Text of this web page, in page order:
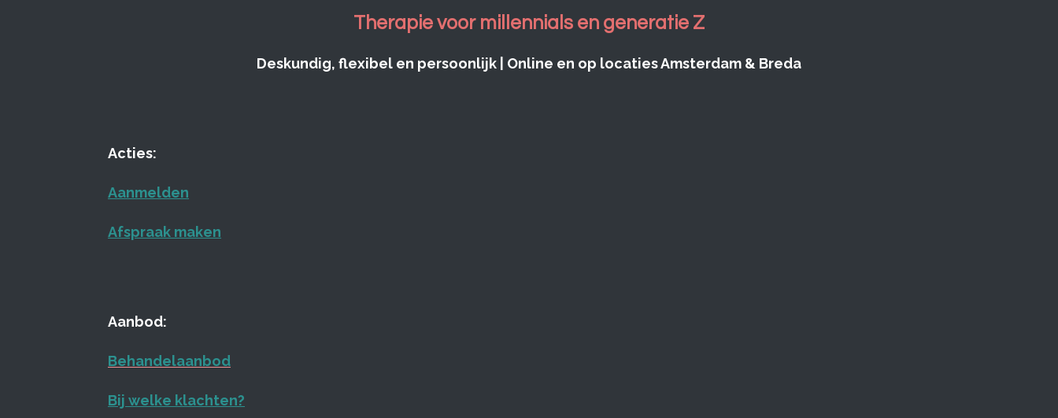
Therapie voor millennials en generatie Z
Deskundig, flexibel en persoonlijk | Online en op locaties Amsterdam & Breda
Acties:
Aanmelden
Afspraak maken
Aanbod:
Behandelaanbod
Bij welke klachten?